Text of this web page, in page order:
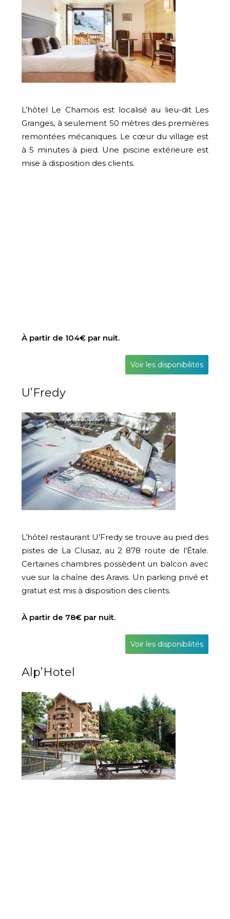
L’hôtel Le Chamois est localisé au lieu-dit Les
Granges, à seulement 50 mètres des premières
remontées mécaniques. Le cœur du village est
à 5 minutes à pied. Une piscine extérieure est
mise à disposition des clients.
À partir de 104€ par nuit.
Voir les disponibilités
U’Fredy
L’hôtel restaurant U’Fredy se trouve au pied des
pistes de La Clusaz, au 2 878 route de l’Étale.
Certaines chambres possèdent un balcon avec
vue sur la chaîne des Aravis. Un parking privé et
gratuit est mis à disposition des clients.
À partir de 78€ par nuit.
Voir les disponibilités
Alp’Hotel